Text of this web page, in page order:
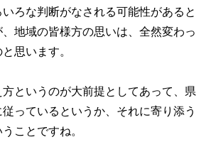
ろな判断がなされる可能性があると
地域の皆様方の思いは、全然変わっ
思います。
というのが大前提としてあって、県
っているというか、それに寄り添う
ことですね。